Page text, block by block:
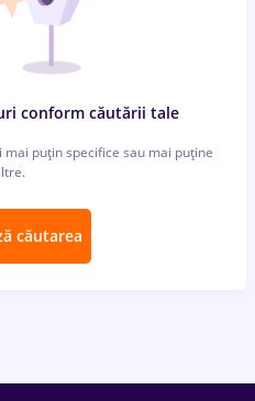
conform căutării tale
puțin specifice sau mai puține
căutarea